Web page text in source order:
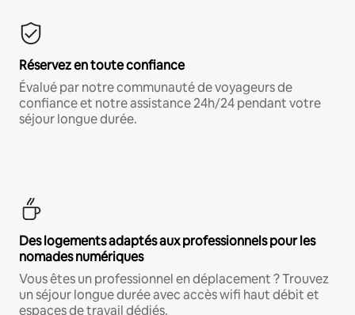
Réservez en toute confiance
Évalué par notre communauté de voyageurs de
confiance et notre assistance 24h/24 pendant votre
séjour longue durée.
Des logements adaptés aux professionnels pour les
nomades numériques
Vous êtes un professionnel en déplacement ? Trouvez
un séjour longue durée avec accès wifi haut débit et
espaces de travail dédiés.